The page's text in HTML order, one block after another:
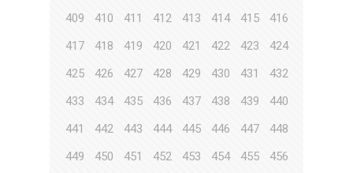
409
410 411 412 413 414 415
416
417
418 419 420 421 422 423
424
425
426 427 428 429 430 431
432
433
434 435 436 437 438 439
440
441
442 443 444 445 446 447
448
449
450 451 452 453 454 455
456